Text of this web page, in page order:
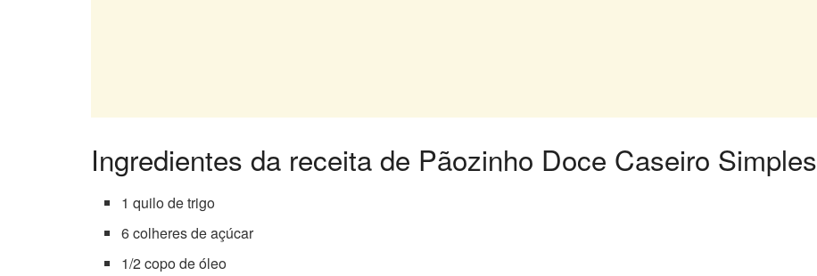
Ingredientes da receita de Pãozinho Doce Caseiro Simples
1 quilo de trigo
6 colheres de açúcar
1/2 copo de óleo